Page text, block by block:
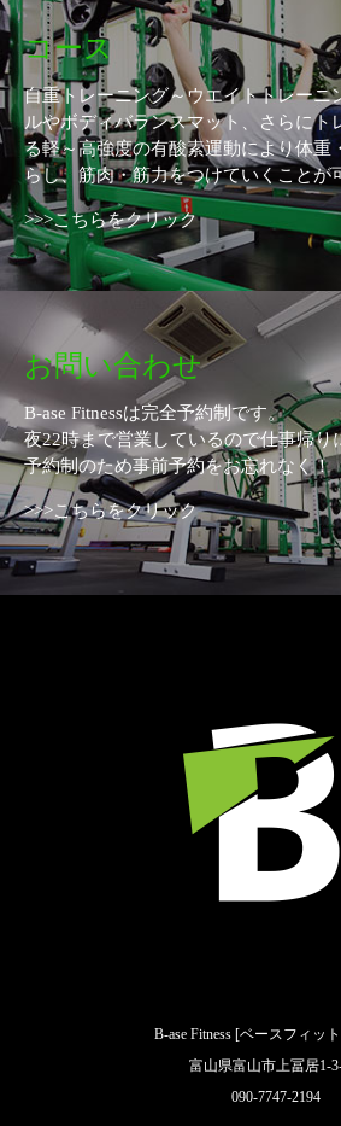
コース
自重トレーニング～ウエイトトレーニ
ルやボディバランスマット、さらにト
る軽～高強度の有酸素運動により体重
らし、筋肉・筋力をつけていくことが
>>>こちらをクリック
お問い合わせ
B-ase Fitnessは完全予約制です。
夜22時まで営業しているので仕事帰り
予約制のため事前予約をお忘れなく！
>>>こちらをクリック
B-ase Fitness [ベースフィッ
富山県富山市上冨居1-
090-7747-2194